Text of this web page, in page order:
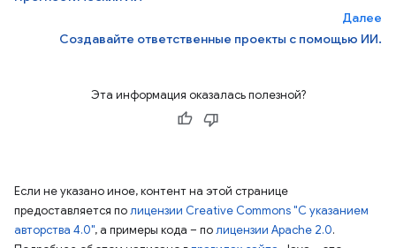
Далее
Создавайте ответственные проекты с помощью ИИ.
Эта информация оказалась полезной?
Если не указано иное, контент на этой странице
предоставляется полицензии Creative Commons "С указанием
авторства 4.0", а примеры кода – полицензии Apache 2.0.